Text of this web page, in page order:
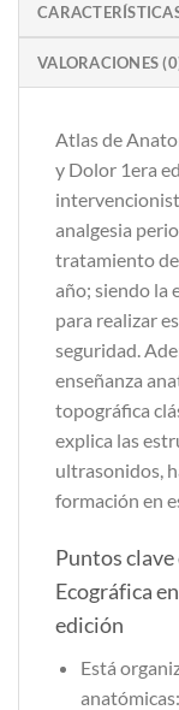
VALORACIONES
Atlas de
y Dolor 1era
analgesia
tratamiento
año; siendo la
para realizar
seguridad.
enseñanza
topográfica
explica las
ultrasonidos,
formación en
Puntos
Ecográfica
edición
Está